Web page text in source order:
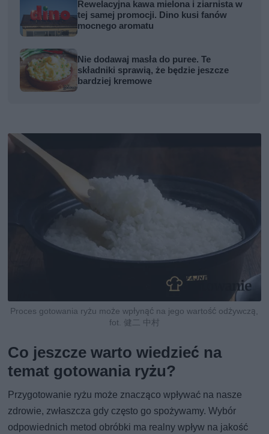
Rewelacyjna kawa mielona i ziarnista w
tej samej promocji. Dino kusi fanów
mocnego aromatu
Nie dodawaj masła do puree. Te
składniki sprawią, że będzie jeszcze
bardziej kremowe
Proces gotowania ryżu może wpłynąć na jego wartość odżywczą,
fot. 健二 中村
Co jeszcze warto wiedzieć na
temat gotowania ryżu?
Przygotowanie ryżu może znacząco wpływać na nasze
zdrowie, zwłaszcza gdy często go spożywamy. Wybór
odpowiednich metod obróbki ma realny wpływ na jakość